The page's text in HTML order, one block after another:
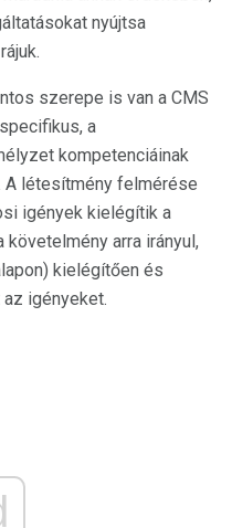
nyújtsa
szerepe is van a CMS
a
kompetenciáinak
A létesítmény felmérése
igények kielégítik a
arra irányul,
kielégítően és
igényeket.